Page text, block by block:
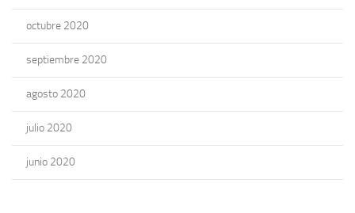
octubre 2020
septiembre 2020
agosto 2020
julio 2020
junio 2020